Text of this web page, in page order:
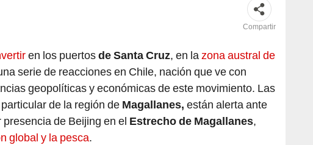
Compartir
en los puertosde Santa Cruz, en lazona austral de
serie de reacciones en Chile, nación que ve con
geopolíticas y económicas de este movimiento. Las
de la región de Magallanes, están alerta ante
de Beijing en el Estrecho de Magallanes,
global y la pesca.